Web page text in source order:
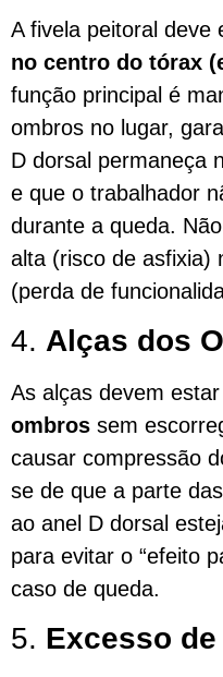
A fivela peitoral deve
no centro do tórax
função principal é
ombros no lugar,
D dorsal permaneça
e que o trabalhador
durante a queda.
alta (risco de asfixia)
(perda de
4. Alças dos
As alças devem estar
ombros sem
causar compressão
se de que a parte
ao anel D dorsal
para evitar o “efeito
caso de queda.
5. Excesso